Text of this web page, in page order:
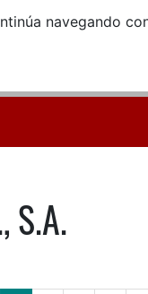
navegando
S.A.